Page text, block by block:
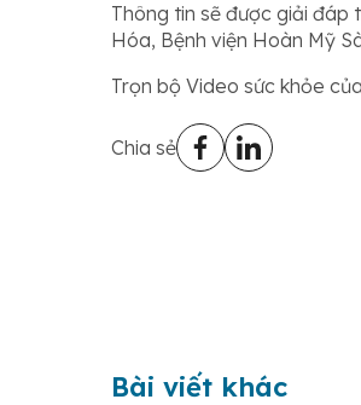
Thông tin sẽ được giải đáp
Hóa, Bệnh viện Hoàn Mỹ
Trọn bộ Video sức khỏe
Chia sẻ
Bài viết khác